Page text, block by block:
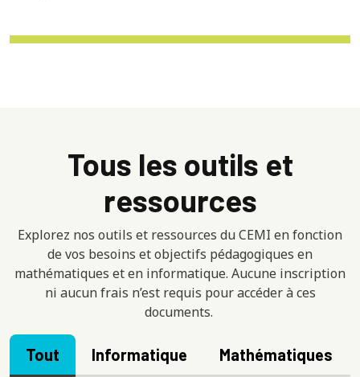
Tous les outils et
ressources
Explorez nos outils et ressources du CEMI en fonction
de vos besoins et objectifs pédagogiques en
mathématiques et en informatique. Aucune inscription
ni aucun frais n’est requis pour accéder à ces
documents.
Tout Informatique Mathématiques